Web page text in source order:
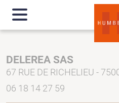
DELEREA SAS
67 RUE DE RICHELIEU -
06 18 14 27 59